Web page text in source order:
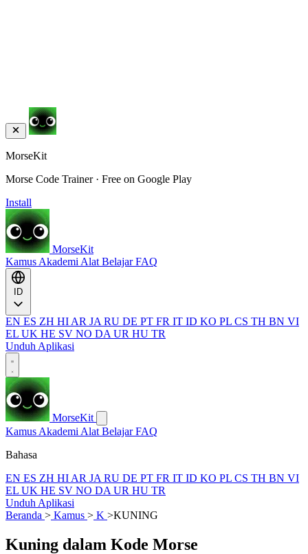
MorseKit
Morse Code Trainer · Free on Google Play
Install
MorseKit
Kamus Akademi Alat BelajarFAQ
EN ES ZH HI AR JA RU DE PT FR IT ID KO PL CS TH BN VI
EL UK HE SV NO DA UR HU TR
Unduh Aplikasi
MorseKit
Kamus Akademi Alat BelajarFAQ
Bahasa
EN ES ZH HI AR JA RU DE PT FR IT ID KO PL CS TH BN VI
EL UK HE SV NO DA UR HU TR
Unduh Aplikasi
Beranda > Kamus > K >KUNING
Kuning dalam Kode Morse